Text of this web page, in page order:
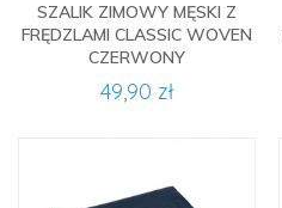
SZALIK ZIMOWY MĘSKI Z
FRĘDZLAMI CLASSIC WOVEN
CZERWONY
49,90 zł